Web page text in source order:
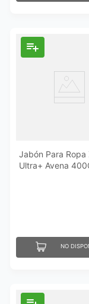
Jabón Para Ropa
Ultra+ Avena
NO